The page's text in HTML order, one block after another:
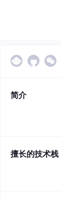
简介
擅长的技术栈